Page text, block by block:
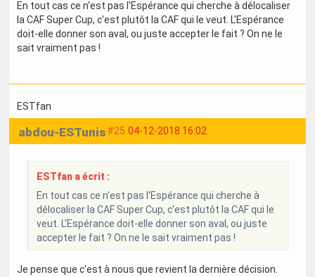
En tout cas ce n'est pas l'Espérance qui cherche à délocaliser
la CAF Super Cup, c'est plutôt la CAF qui le veut. L'Espérance
doit-elle donner son aval, ou juste accepter le fait ? On ne le
sait vraiment pas !
ESTfan
#25 04-12-2018 16:02
abdou-ESTunis
ESTfan a écrit :
En tout cas ce n'est pas l'Espérance qui cherche à
délocaliser la CAF Super Cup, c'est plutôt la CAF qui le
veut. L'Espérance doit-elle donner son aval, ou juste
accepter le fait ? On ne le sait vraiment pas !
Je pense que c'est à nous que revient la dernière décision.